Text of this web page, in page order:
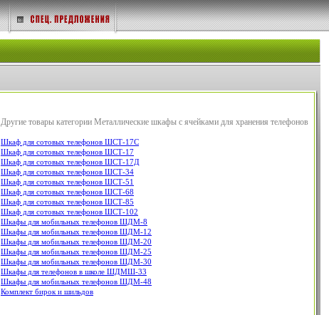
Другие товары категории Металлические шкафы с ячейками для хранения телефонов
Шкаф для сотовых телефонов ШСТ-17С
Шкаф для сотовых телефонов ШСТ-17
Шкаф для сотовых телефонов ШСТ-17Д
Шкаф для сотовых телефонов ШСТ-34
Шкаф для сотовых телефонов ШСТ-51
Шкаф для сотовых телефонов ШСТ-68
Шкаф для сотовых телефонов ШСТ-85
Шкаф для сотовых телефонов ШСТ-102
Шкафы для мобильных телефонов ШДМ-8
Шкафы для мобильных телефонов ШДМ-12
Шкафы для мобильных телефонов ШДМ-20
Шкафы для мобильных телефонов ШДМ-25
Шкафы для мобильных телефонов ШДМ-30
Шкафы для телефонов в школе ШДМШ-33
Шкафы для мобильных телефонов ШДМ-48
Комплект бирок и шильдов